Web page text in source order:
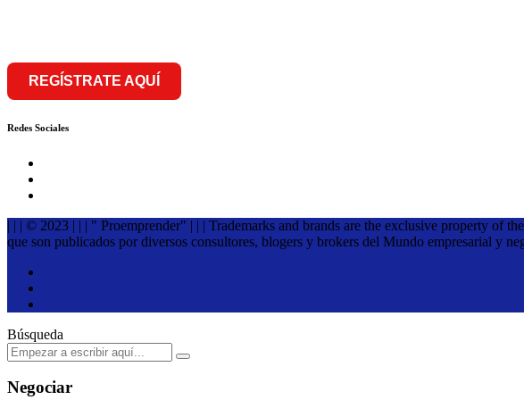
REGÍSTRATE AQUÍ
Redes Sociales
| | | © 2023 | | | " Proemprender" | | | Trademarks and brands are the exclusive property of
que son publicados por diversos consultores, blogers y brokers del Mundo empresarial y
Búsqueda
Negociar